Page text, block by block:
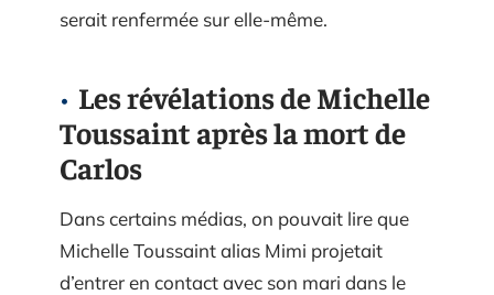
serait renfermée sur elle-même.
Les révélations de Michelle
Toussaint après la mort de
Carlos
Dans certains médias, on pouvait lire que
Michelle Toussaint alias Mimi projetait
d’entrer en contact avec son mari dans le